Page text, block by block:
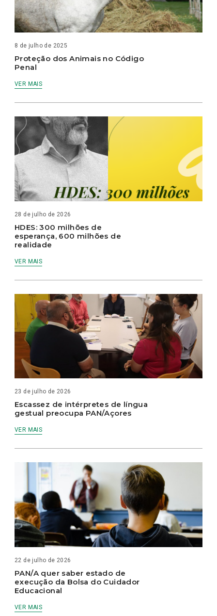
8 de julho de 2025
Proteção dos Animais no Código
Penal
VER MAIS
28 de julho de 2026
HDES: 300 milhões de
esperança, 600 milhões de
realidade
VER MAIS
23 de julho de 2026
Escassez de intérpretes de língua
gestual preocupa PAN/Açores
VER MAIS
22 de julho de 2026
PAN/A quer saber estado de
execução da Bolsa do Cuidador
Educacional
VER MAIS